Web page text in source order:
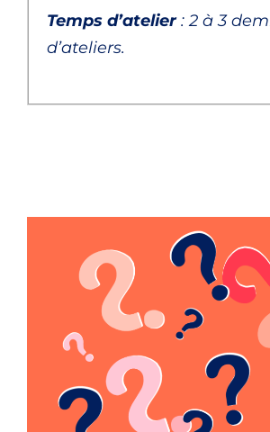
Temps d’atelier: 2 à 3
d’ateliers.